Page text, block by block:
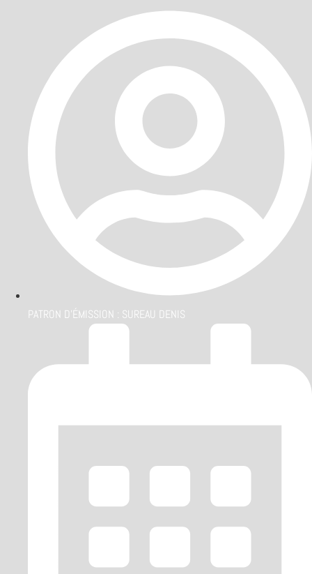
PATRON D'ÉMISSION : SUREAU DENIS